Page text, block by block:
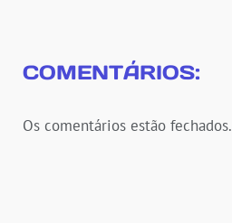
COMENTÁRIOS:
Os comentários estão fechados.